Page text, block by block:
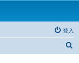
登入